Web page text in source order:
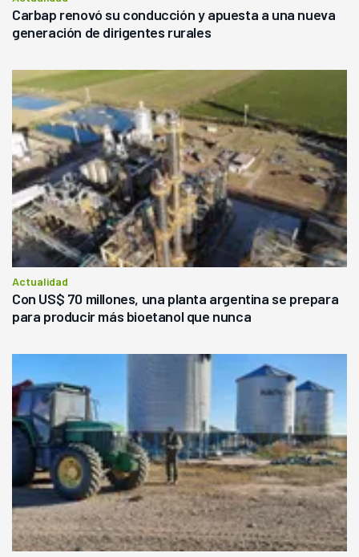
Carbap renovó su conducción y apuesta a una nueva
generación de dirigentes rurales
Actualidad
Con US$ 70 millones, una planta argentina se prepara
para producir más bioetanol que nunca